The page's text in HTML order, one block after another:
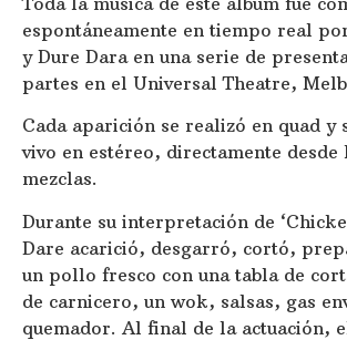
espontáneamente en tiempo real
y Dure Dara en una serie de
partes en el Universal Theatre,
Cada aparición se realizó en quad y
vivo en estéreo, directamente desde
mezclas.
Durante su interpretación de
Dare acarició, desgarró, cortó,
un pollo fresco con una tabla de
de carnicero, un wok, salsas, gas
quemador. Al final de la actuación,